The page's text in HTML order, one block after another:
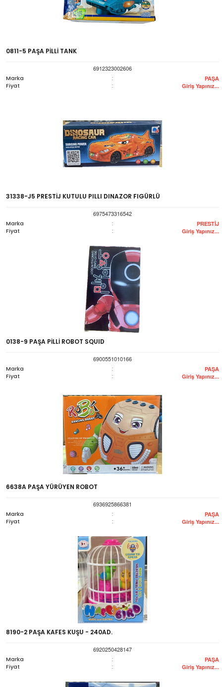
0811-5 PAŞA PİLLİ TANK
6912323002606
Marka
: PAŞA
Fiyat : Giriş Yapınız...
31338-J5 PRESTİJ KUTULU PILLI DINAZOR FIGÜRLÜ
6975473316542
Marka
: PRESTİJ
Fiyat : Giriş Yapınız...
0138-9 PAŞA PİLLİ ROBOT SQUID
6900551010166
Marka
: PAŞA
Fiyat : Giriş Yapınız...
6638A PAŞA YÜRÜYEN ROBOT
6936925866381
Marka
: PAŞA
Fiyat : Giriş Yapınız...
8190-2 PAŞA KAFES KUŞU - 240AD.
6920250428147
Marka
: PAŞA
Fiyat : Giriş Yapınız...